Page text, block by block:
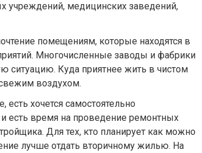
учреждений, медицинских заведений,
помещениям, которые находятся в
Многочисленные заводы и фабрики
ситуацию. Куда приятнее жить в чистом
воздухом.
есть хочется самостоятельно
есть время на проведение ремонтных
Для тех, кто планирует как можно
лучше отдать вторичному жилью. На